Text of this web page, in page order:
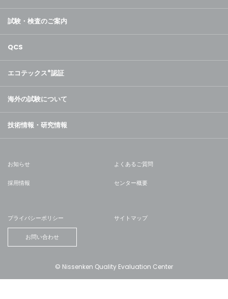
試験・検査のご案内
QCS
エコテックス®認証
海外の試験について
技術情報・研究情報
お知らせ よくあるご質問
採用情報 センター概要
プライバシーポリシー サイトマップ
お問い合わせ
© Nissenken Quality Evaluation Center